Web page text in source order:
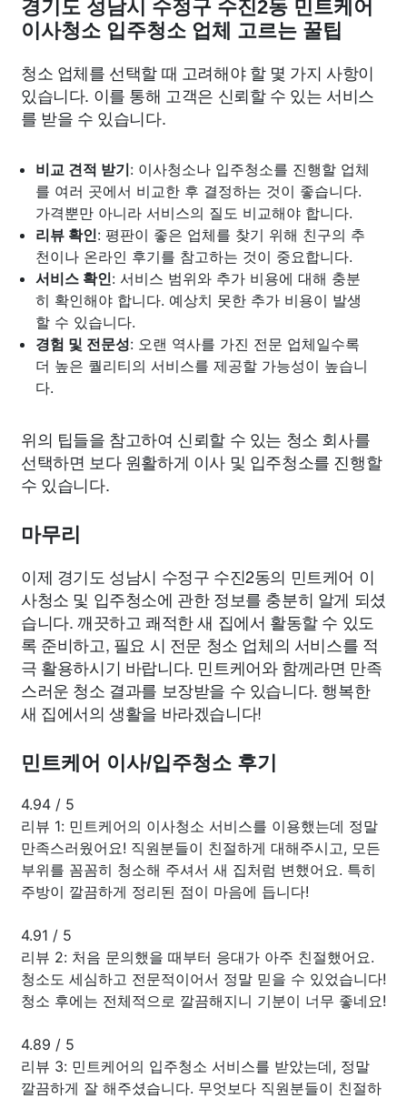
경기도 성남시 수정구 수진2동 민트케어
이사청소 입주청소 업체 고르는 꿀팁
청소 업체를 선택할 때 고려해야 할 몇 가지 사항이
있습니다. 이를 통해 고객은 신뢰할 수 있는 서비스
를 받을 수 있습니다.
비교 견적 받기: 이사청소나 입주청소를 진행할 업체
를 여러 곳에서 비교한 후 결정하는 것이 좋습니다.
가격뿐만 아니라 서비스의 질도 비교해야 합니다.
리뷰 확인: 평판이 좋은 업체를 찾기 위해 친구의 추
천이나 온라인 후기를 참고하는 것이 중요합니다.
서비스 확인: 서비스 범위와 추가 비용에 대해 충분
히 확인해야 합니다. 예상치 못한 추가 비용이 발생
할 수 있습니다.
경험 및 전문성: 오랜 역사를 가진 전문 업체일수록
더 높은 퀄리티의 서비스를 제공할 가능성이 높습니
다.
위의 팁들을 참고하여 신뢰할 수 있는 청소 회사를
선택하면 보다 원활하게 이사 및 입주청소를 진행할
수 있습니다.
마무리
이제 경기도 성남시 수정구 수진2동의 민트케어 이
사청소 및 입주청소에 관한 정보를 충분히 알게 되셨
습니다. 깨끗하고 쾌적한 새 집에서 활동할 수 있도
록 준비하고, 필요 시 전문 청소 업체의 서비스를 적
극 활용하시기 바랍니다. 민트케어와 함께라면 만족
스러운 청소 결과를 보장받을 수 있습니다. 행복한
새 집에서의 생활을 바라겠습니다!
민트케어 이사/입주청소 후기
4.94 / 5
리뷰 1: 민트케어의 이사청소 서비스를 이용했는데 정말
만족스러웠어요! 직원분들이 친절하게 대해주시고, 모든
부위를 꼼꼼히 청소해 주셔서 새 집처럼 변했어요. 특히
주방이 깔끔하게 정리된 점이 마음에 듭니다!
4.91 / 5
리뷰 2: 처음 문의했을 때부터 응대가 아주 친절했어요.
청소도 세심하고 전문적이어서 정말 믿을 수 있었습니다!
청소 후에는 전체적으로 깔끔해지니 기분이 너무 좋네요!
4.89 / 5
리뷰 3: 민트케어의 입주청소 서비스를 받았는데, 정말
깔끔하게 잘 해주셨습니다. 무엇보다 직원분들이 친절하